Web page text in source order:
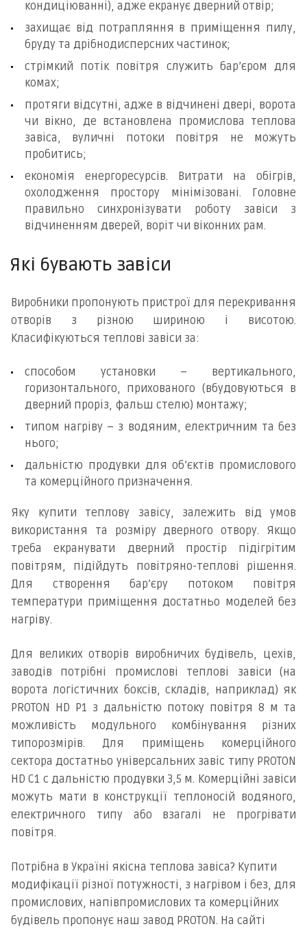
кондиціюванні), адже екранує дверний отвір;
захищає від потрапляння в приміщення пилу,
бруду та дрібнодисперсних частинок;
стрімкий потік повітря служить бар’єром для
комах;
протяги відсутні, адже в відчинені двері, ворота
чи вікно, де встановлена промислова теплова
завіса, вуличні потоки повітря не можуть
пробитись;
економія енергоресурсів. Витрати на обігрів,
охолодження простору мінімізовані. Головне
правильно синхронізувати роботу завіси з
відчиненням дверей, воріт чи віконних рам.
Які бувають завіси
Виробники пропонують пристрої для перекривання
отворів з різною шириною і висотою.
Класифікуються теплові завіси за:
способом установки – вертикального,
горизонтального, прихованого (вбудовуються в
дверний проріз, фальш стелю) монтажу;
типом нагріву – з водяним, електричним та без
нього;
дальністю продувки для об’єктів промислового
та комерційного призначення.
Яку купити теплову завісу, залежить від умов
використання та розміру дверного отвору. Якщо
треба екранувати дверний простір підігрітим
повітрям, підійдуть повітряно-теплові рішення.
Для створення бар’єру потоком повітря
температури приміщення достатньо моделей без
нагріву.
Для великих отворів виробничих будівель, цехів,
заводів потрібні промислові теплові завіси (на
ворота логістичних боксів, складів, наприклад) як
PROTON HD P1 з дальністю потоку повітря 8 м та
можливість модульного комбінування різних
типорозмірів. Для приміщень комерційного
сектора достатньо універсальних завіс типу PROTON
HD C1 с дальністю продувки 3,5 м. Комерційні завіси
можуть мати в конструкції теплоносій водяного,
електричного типу або взагалі не прогрівати
повітря.
Потрібна в Україні якісна теплова завіса? Купити
модифікації різної потужності, з нагрівом і без, для
промислових, напівпромислових та комерційних
будівель пропонує наш завод PROTON. На сайті